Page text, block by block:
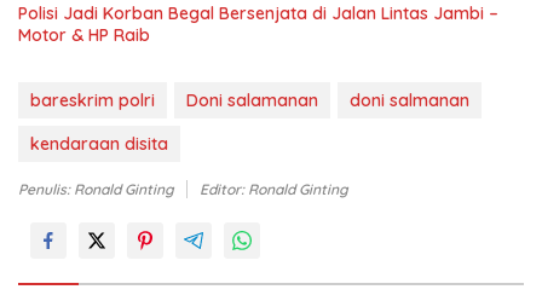
Polisi Jadi Korban Begal Bersenjata di Jalan Lintas Jambi –
Motor & HP Raib
bareskrim polri Doni salamanan
doni salmanan
kendaraan disita
Penulis: Ronald Ginting Editor: Ronald Ginting